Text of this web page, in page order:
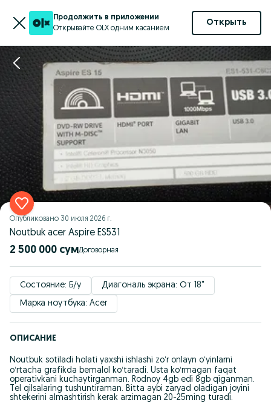
Продолжить в приложении
Открывайте OLX одним касанием
Открыть
Опубликовано 30 июля 2026 г.
Noutbuk acer Aspire ES531
2 500 000 сум Договорная
Состояние: Б/у
Диагональ экрана: От 18"
Марка ноутбука: Acer
ОПИСАНИЕ
Noutbuk sotiladi holati yaxshi ishlashi zoʻr onlayn oʻyinlarni
oʻrtacha grafikda bemalol koʻtaradi. Usta koʻrmagan faqat
operativkani kuchaytirganman. Rodnoy 4gb edi 8gb qiganman.
Tel qilsalaring tushuntiraman. Bitta aybi zaryad oladigan joyini
shtekerini almashtirish kerak arzimagan 20-25ming turadi.